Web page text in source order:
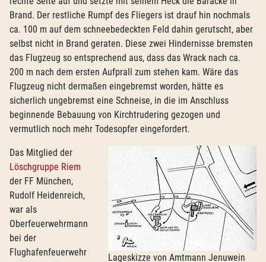
Brand. Der restliche Rumpf des Fliegers ist drauf hin nochmals
ca. 100 m auf dem schneebedeckten Feld dahin gerutscht, aber
selbst nicht in Brand geraten. Diese zwei Hindernisse bremsten
das Flugzeug so entsprechend aus, dass das Wrack nach ca.
200 m nach dem ersten Aufprall zum stehen kam. Wäre das
Flugzeug nicht dermaßen eingebremst worden, hätte es
sicherlich ungebremst eine Schneise, in die im Anschluss
beginnende Bebauung von Kirchtrudering gezogen und
vermutlich noch mehr Todesopfer eingefordert.
Lageskizze von Amtmann Jenuwein
Das Mitglied der
Löschgruppe Riem
der FF München,
Rudolf Heidenreich,
war als
Oberfeuerwehrmann
bei der
Flughafenfeuerwehr